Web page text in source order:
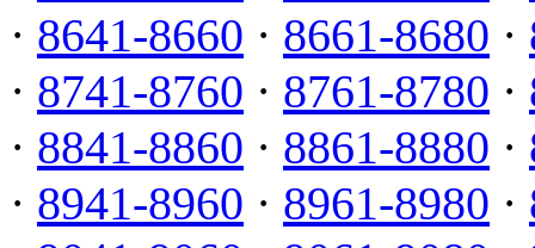
· 8641-8660 · 8661-8680 ·
· 8741-8760 · 8761-8780 ·
· 8841-8860 · 8861-8880 ·
· 8941-8960 · 8961-8980 ·